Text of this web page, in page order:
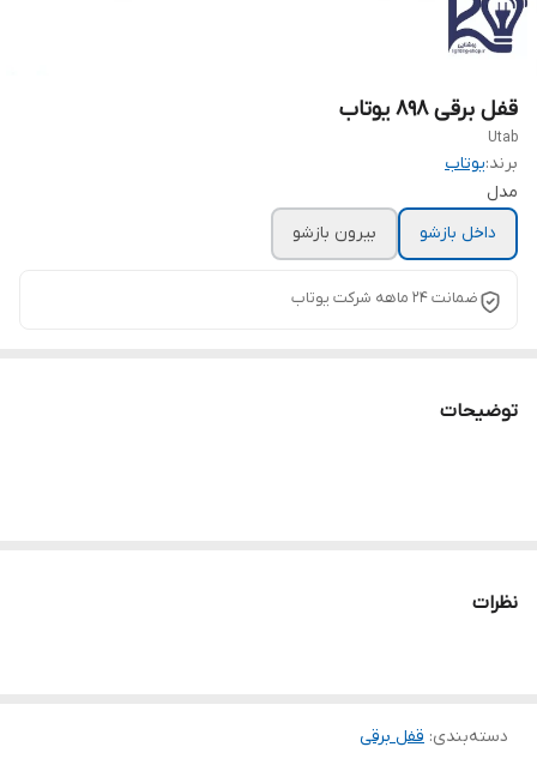
قفل برقی ۸۹۸ یوتاب
Utab
برند:یوتاب
مدل
داخل بازشو
بیرون بازشو
ضمانت 24 ماهه شرکت یوتاب
توضیحات
نظرات
دسته‌بندی: قفل برقی